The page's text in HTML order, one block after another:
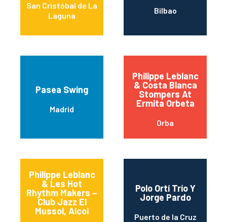
San Cristóbal de La
Laguna
Bilbao
Pasea Swing
Madrid
Philippe Leblanc
& Costa Blanca
Stompers At
Ermita Orbeta
Orba
Philippe Leblanc
& Les Hot
Rhythm Makers –
Club Jazz El
Mussol, Alcoi
Polo Ortí Trío Y
Jorge Pardo
Puerto de la Cruz